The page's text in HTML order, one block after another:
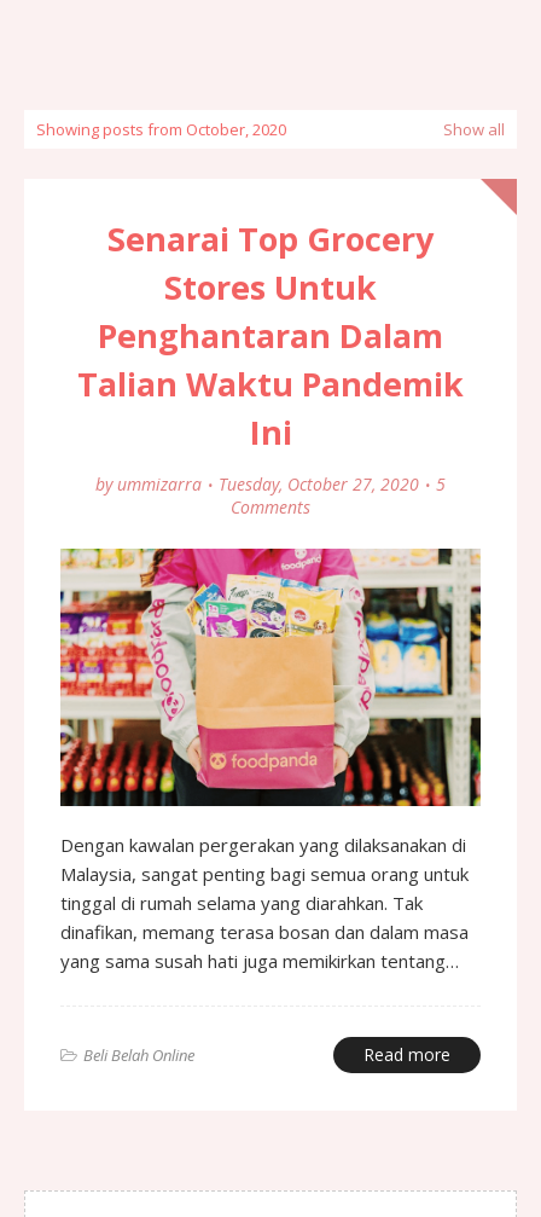
Showing posts from October, 2020 Show all
Senarai Top Grocery
Stores Untuk
Penghantaran Dalam
Talian Waktu Pandemik
Ini
by ummizarra Tuesday, October 27, 2020
5
Comments
Dengan kawalan pergerakan yang dilaksanakan di
Malaysia, sangat penting bagi semua orang untuk
tinggal di rumah selama yang diarahkan. Tak
dinafikan, memang terasa bosan dan dalam masa
yang sama susah hati juga memikirkan tentang…
Beli Belah Online Read more